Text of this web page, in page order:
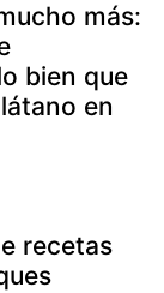
más:
bien que
en
recetas